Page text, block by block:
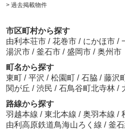
> 過去掲載物件
市区町村から探す
由利本荘市 / 花巻市 / にかほ市 /
湯沢市 / 釜石市 / 盛岡市 / 奥州市
町名から探す
東町 / 平沢 / 松園町 / 石脇 / 藤沢
関が丘 / 渋民 / 石鳥谷町北寺林 /
路線から探す
羽越本線 / 東北本線 / 奥羽本線 /
由利高原鉄道鳥海山ろく線 / 釜